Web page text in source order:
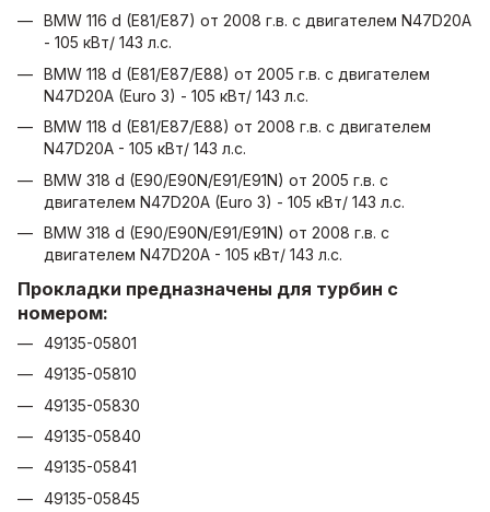
BMW 116 d (E81/E87) от 2008 г.в. с двигателем N47D20A
- 105 кВт/ 143 л.с.
BMW 118 d (E81/E87/E88) от 2005 г.в. с двигателем
N47D20A (Euro 3) - 105 кВт/ 143 л.с.
BMW 118 d (E81/E87/E88) от 2008 г.в. с двигателем
N47D20A - 105 кВт/ 143 л.с.
BMW 318 d (E90/E90N/E91/E91N) от 2005 г.в. с
двигателем N47D20A (Euro 3) - 105 кВт/ 143 л.с.
BMW 318 d (E90/E90N/E91/E91N) от 2008 г.в. с
двигателем N47D20A - 105 кВт/ 143 л.с.
Прокладки предназначены для турбин с
номером:
49135-05801
49135-05810
49135-05830
49135-05840
49135-05841
49135-05845